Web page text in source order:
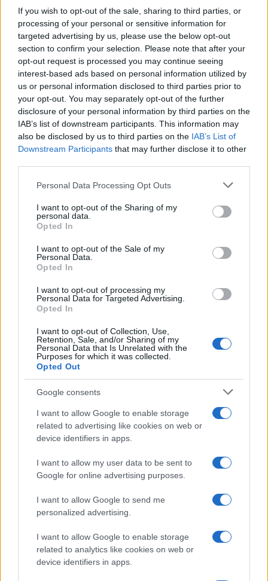
If you wish to opt-out of the sale, sharing to third parties, or
processing of your personal or sensitive information for
targeted advertising by us, please use the below opt-out
section to confirm your selection. Please note that after your
opt-out request is processed you may continue seeing
interest-based ads based on personal information utilized by
us or personal information disclosed to third parties prior to
your opt-out. You may separately opt-out of the further
disclosure of your personal information by third parties on the
IAB’s list of downstream participants. This information may
also be disclosed by us to third parties on the IAB’s List of
Downstream Participants that may further disclose it to other
Please note that this website/app uses one or more Google
not limited to your visit or usage behaviour. You may click to
grant or deny consent to Google and its third-party tags to
use your data for below specified purposes in below Google
consent section.
Personal Data Processing Opt Outs
I want to opt-out of the Sharing of my
personal data.
Opted In
I want to opt-out of the Sale of my
Personal Data.
Opted In
I want to opt-out of processing my
Personal Data for Targeted Advertising.
Opted In
I want to opt-out of Collection, Use,
Retention, Sale, and/or Sharing of my
Personal Data that Is Unrelated with the
Purposes for which it was collected.
Opted Out
Google consents
I want to allow Google to enable storage
related to advertising like cookies on web or
device identifiers in apps.
I want to allow my user data to be sent to
Google for online advertising purposes.
I want to allow Google to send me
personalized advertising.
I want to allow Google to enable storage
related to analytics like cookies on web or
device identifiers in apps.
Beatrice Bonaventura ricorda la decisione di
lasciare le passerelle di Firenze dopo un
servizio su sartorie locali; da allora guida
scelte stilistiche pratiche per lettori. In
redazione propone palette sobrie e mantiene
un archivio personale di tagli e cartamodelli
d’epoca.
Continua a leggere
PSICOLOGIA